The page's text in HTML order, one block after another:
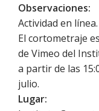
Observaciones:
Actividad en línea.
El cortometraje
de Vimeo del
a partir de las
julio.
Lugar: